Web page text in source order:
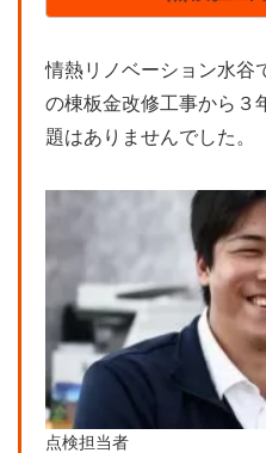
情熱リノベーション水谷
の棟板金改修工事から３
題はありませんでした。
点検担当者